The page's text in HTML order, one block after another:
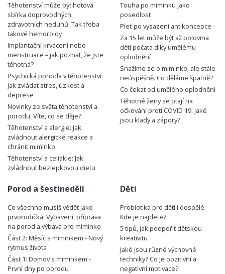
Těhotenství může být hotová
sbírka doprovodných
zdravotních neduhů. Tak třeba
takové hemoroidy
Implantační krvácení nebo
menstruace – jak poznat, že jste
těhotná?
Psychická pohoda v těhotenství:
Jak zvládat stres, úzkost a
deprese
Novinky ze světa těhotenství a
porodu: Víte, co se děje?
Těhotenství a alergie: Jak
zvládnout alergické reakce a
chránit miminko
Těhotenství a celiakie: Jak
zvládnout bezlepkovou dietu
Touha po miminku jako
posedlost
Pleť po vysazení antikoncepce
Za 15 let může být až polovina
dětí počata díky umělému
oplodnění
Snažíme se o miminko, ale stále
neúspěšně. Co děláme špatně?
Co čekat od umělého oplodnění
Těhotné ženy se ptají na
očkování proti COVID 19. Jaké
jsou klady a zápory?
Porod a šestinedělí
Co všechno musíš vědět jako
prvorodička: Vybavení, příprava
na porod a výbava pro miminko
Část 2: Měsíc s miminkem - Nový
rytmus života
Část 1: Domov s miminkem -
První dny po porodu
Děti
Probiotika pro děti i dospělé:
Kde je najdete?
5 tipů, jak podpořit dětskou
kreativitu
Jaké jsou různé výchovné
techniky? Co je pozitivní a
negativní motivace?